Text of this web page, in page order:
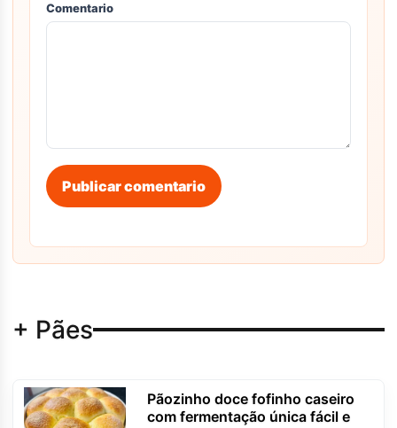
Comentario
Publicar comentario
+ Pães
Pãozinho doce fofinho caseiro
com fermentação única fácil e